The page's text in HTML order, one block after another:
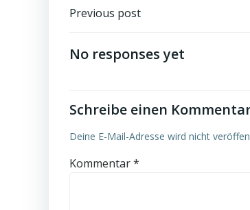
Post
navigation
Previous post
No responses yet
Schreibe einen
Deine E-Mail-Adresse wird nicht
Kommentar*